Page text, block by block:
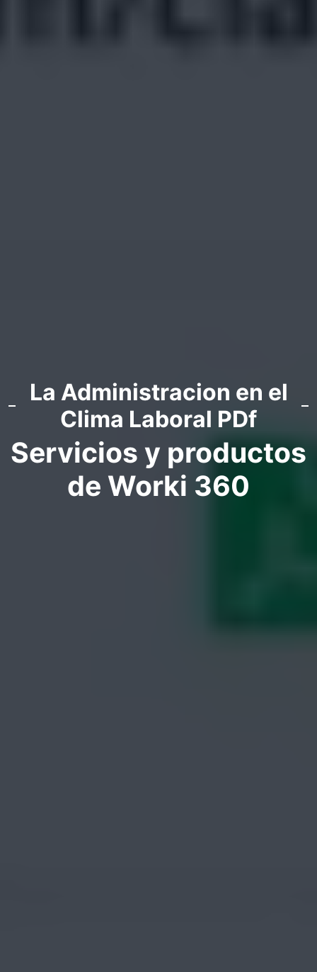
La Administracion en el
Clima Laboral PDf
Servicios y productos
de Worki 360